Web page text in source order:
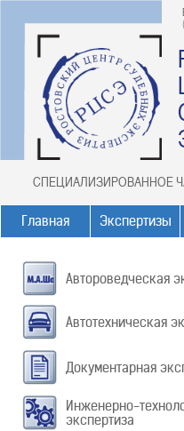
СПЕЦИАЛИЗИРОВАННОЕ
Главная Экспертизы
Автороведческая
Автотехническая
Документарная
Инженерно-
экспертиза